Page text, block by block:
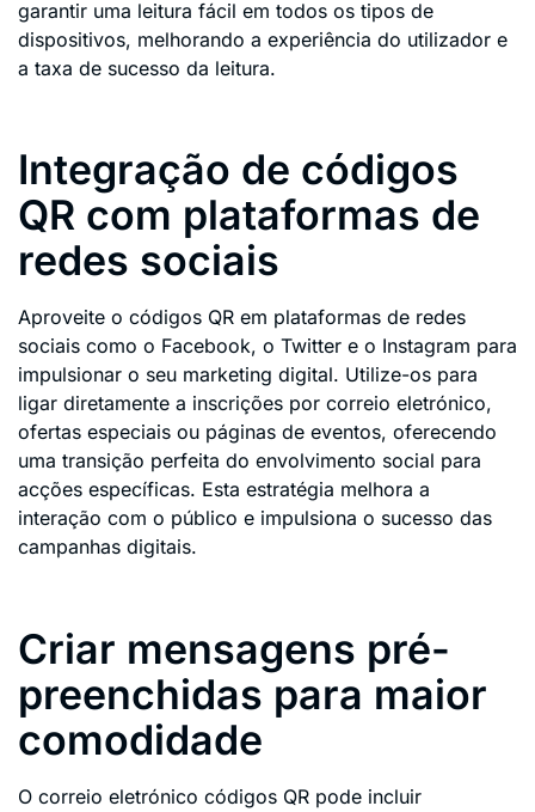
garantir uma leitura fácil em todos os tipos de
dispositivos, melhorando a experiência do utilizador e
a taxa de sucesso da leitura.
Integração de códigos
QR com plataformas de
redes sociais
Aproveite o códigos QR em plataformas de redes
sociais como o Facebook, o Twitter e o Instagram para
impulsionar o seu marketing digital. Utilize-os para
ligar diretamente a inscrições por correio eletrónico,
ofertas especiais ou páginas de eventos, oferecendo
uma transição perfeita do envolvimento social para
acções específicas. Esta estratégia melhora a
interação com o público e impulsiona o sucesso das
campanhas digitais.
Criar mensagens pré-
preenchidas para maior
comodidade
O correio eletrónico códigos QR pode incluir